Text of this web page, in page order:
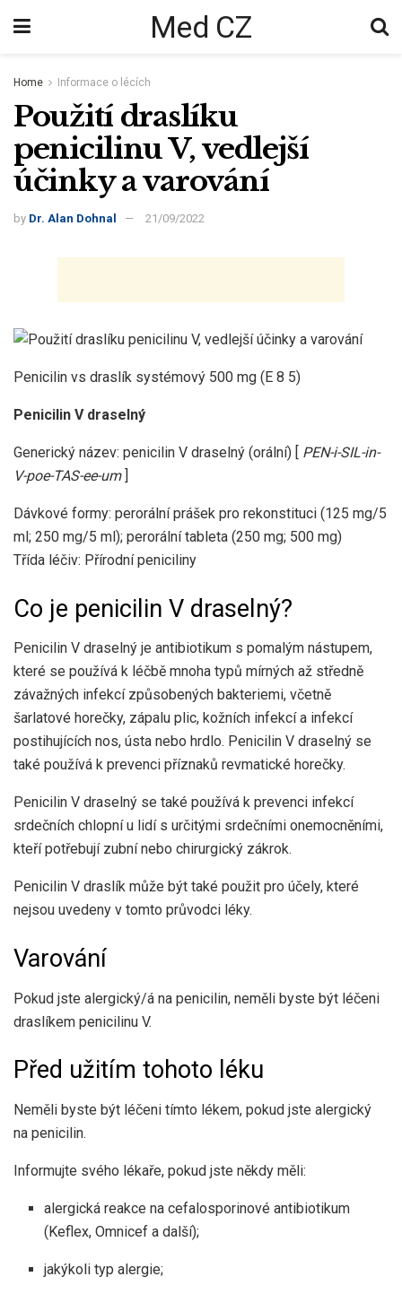
Med CZ
Home Informace o lécích
Použití draslíku
penicilinu V, vedlejší
účinky a varování
by Dr. Alan Dohnal 21/09/2022
Penicilin vs draslík systémový 500 mg (E 8 5)
Penicilin V draselný
Generický název: penicilin V draselný (orální) [ PEN-i-SIL-in-
V-poe-TAS-ee-um]
Dávkové formy: perorální prášek pro rekonstituci (125 mg/5
ml; 250 mg/5 ml); perorální tableta (250 mg; 500 mg)
Třída léčiv: Přírodní peniciliny
Co je penicilin V draselný?
Penicilin V draselný je antibiotikum s pomalým nástupem,
které se používá k léčbě mnoha typů mírných až středně
závažných infekcí způsobených bakteriemi, včetně
šarlatové horečky, zápalu plic, kožních infekcí a infekcí
postihujících nos, ústa nebo hrdlo. Penicilin V draselný se
také používá k prevenci příznaků revmatické horečky.
Penicilin V draselný se také používá k prevenci infekcí
srdečních chlopní u lidí s určitými srdečními onemocněními,
kteří potřebují zubní nebo chirurgický zákrok.
Penicilin V draslík může být také použit pro účely, které
nejsou uvedeny v tomto průvodci léky.
Varování
Pokud jste alergický/á na penicilin, neměli byste být léčeni
draslíkem penicilinu V.
Před užitím tohoto léku
Neměli byste být léčeni tímto lékem, pokud jste alergický
na penicilin.
Informujte svého lékaře, pokud jste někdy měli:
alergická reakce na cefalosporinové antibiotikum
(Keflex, Omnicef ​​a další);
jakýkoli typ alergie;